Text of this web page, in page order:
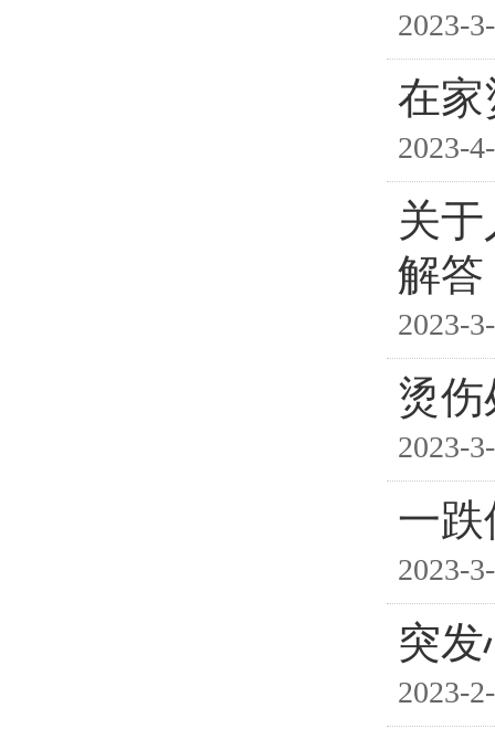
2023-
在家
2023-
关
解答
2023-
烫
2023-
一
2023-
突
2023-